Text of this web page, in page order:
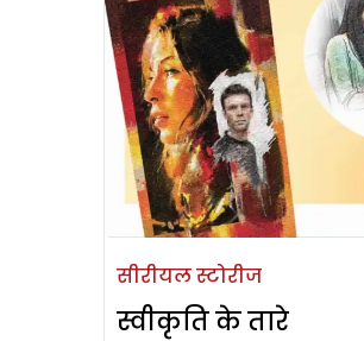
सीरीयल स्टोरीज
स्वीकृति के तारे